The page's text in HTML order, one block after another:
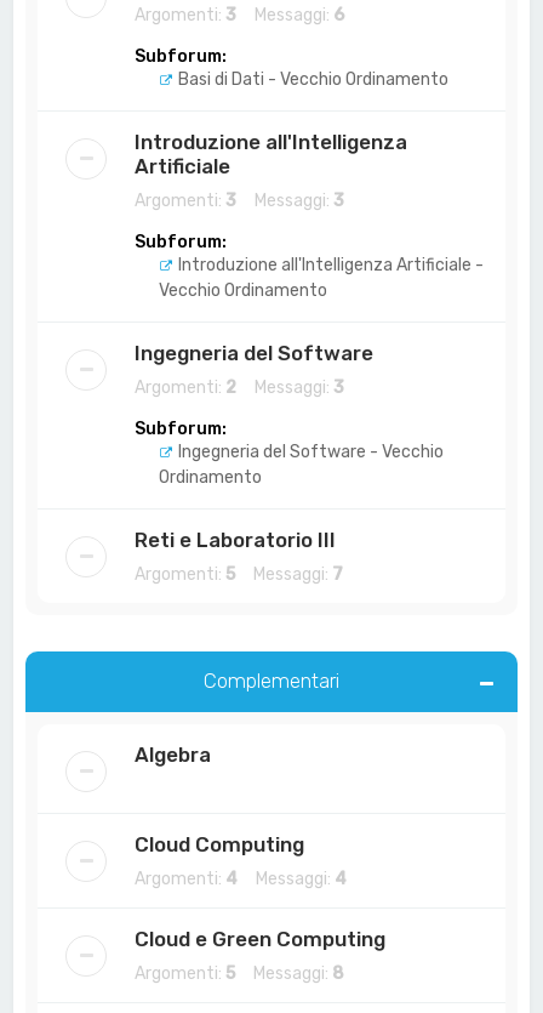
Argomenti: 3 Messaggi: 6
Subforum:
Basi di Dati - Vecchio Ordinamento
Introduzione all'Intelligenza
Artificiale
Argomenti: 3 Messaggi: 3
Subforum:
Introduzione all'Intelligenza Artificiale -
Vecchio Ordinamento
Ingegneria del Software
Argomenti: 2 Messaggi: 3
Subforum:
Ingegneria del Software - Vecchio
Ordinamento
Reti e Laboratorio III
Argomenti: 5 Messaggi: 7
Complementari
Algebra
Cloud Computing
Argomenti: 4 Messaggi: 4
Cloud e Green Computing
Argomenti: 5 Messaggi: 8